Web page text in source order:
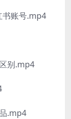
书账号.mp4
别.mp4
.mp4